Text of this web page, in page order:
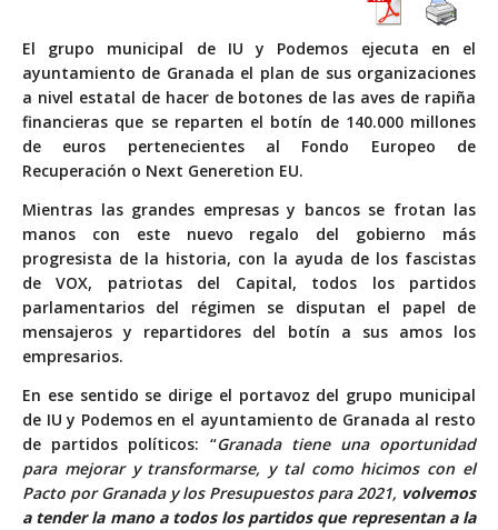
El grupo municipal de IU y Podemos ejecuta en el
ayuntamiento de Granada el plan de sus organizaciones
a nivel estatal de hacer de botones de las aves de rapiña
financieras que se reparten el botín de 140.000 millones
de euros pertenecientes al Fondo Europeo de
Recuperación o Next Generetion EU.
Mientras las grandes empresas y bancos se frotan las
manos con este nuevo regalo del gobierno más
progresista de la historia, con la ayuda de los fascistas
de VOX, patriotas del Capital, todos los partidos
parlamentarios del régimen se disputan el papel de
mensajeros y repartidores del botín a sus amos los
empresarios.
En ese sentido se dirige el portavoz del grupo municipal
de IU y Podemos en el ayuntamiento de Granada al resto
de partidos políticos: “Granada tiene una oportunidad
para mejorar y transformarse, y tal como hicimos con el
Pacto por Granada y los Presupuestos para 2021, volvemos
a tender la mano a todos los partidos que representan a la